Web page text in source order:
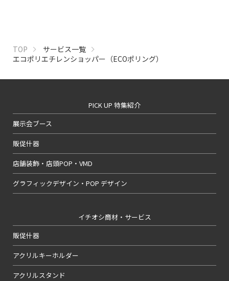
TOP
サービス一覧
エコポリエチレンショッパー（ECOポリング）
PICK UP 特集紹介
展示会ブース
販促什器
店舗装飾・店頭POP・VMD
グラフィックデザイン・POP デザイン
イチオシ商材・サービス
販促什器
アクリルキーホルダー
アクリルスタンド